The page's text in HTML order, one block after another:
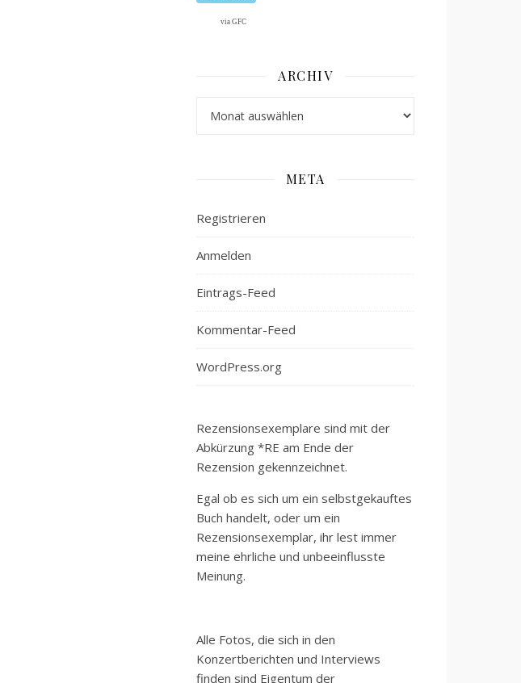
via GFC
ARCHIV
META
Registrieren
Anmelden
Eintrags-Feed
Kommentar-Feed
WordPress.org
Rezensionsexemplare sind mit der
Abkürzung *RE am Ende der
Rezension gekennzeichnet.
Egal ob es sich um ein selbstgekauftes
Buch handelt, oder um ein
Rezensionsexemplar, ihr lest immer
meine ehrliche und unbeeinflusste
Meinung.
Alle Fotos, die sich in den
Konzertberichten und Interviews
finden sind Eigentum der